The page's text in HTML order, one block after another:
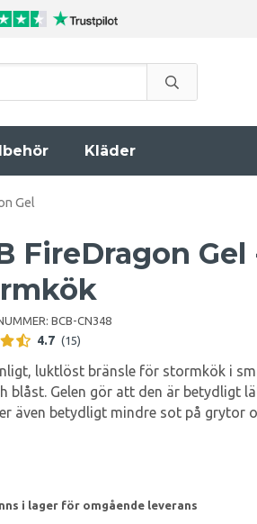
Kläder
Gel
FireDragon
BCB-CN348
4.7 (15)
luktlöst bränsle för stormkök i
blåst. Gelen gör att den är betydligt
även betydligt mindre sot på grytor
i lager för omgående leverans